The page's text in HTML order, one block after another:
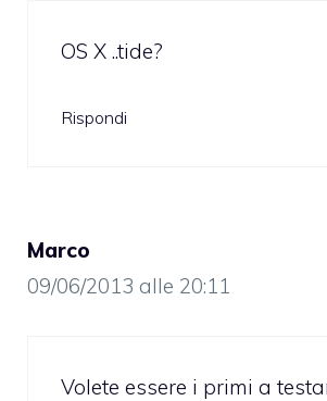
OS X ..tide?
Rispondi
Marco
09/06/2013 alle 20:11
Volete essere i primi a